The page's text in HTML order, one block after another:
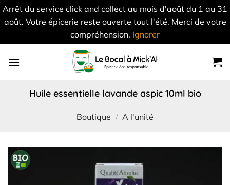
Arrêt du service click and collect au mois d'août du 1 au 31
août. Votre épicerie reste ouverte tout l'été. Merci de votre
compréhension. Ignorer
huile essentielle lavande aspic 10ml bio
Boutique / A l'unité